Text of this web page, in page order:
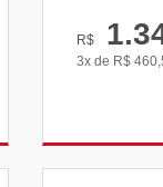
R$
3x de R$